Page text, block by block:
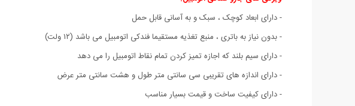
- دارای ابعاد کوچک ، سبک و به آسانی قابل حمل
- بدون نیاز به باتری ، منبع تغذیه مستقیما فندکی اتومبیل می باشد (۱۲ ولت)
- دارای سیم بلند که اجازه تمیز کردن تمام نقاط اتومبیل را می دهد
- دارای اندازه های تقریبی سی سانتی متر طول و هشت سانتی متر عرض
- دارای کیفیت ساخت و قیمت بسیار مناسب